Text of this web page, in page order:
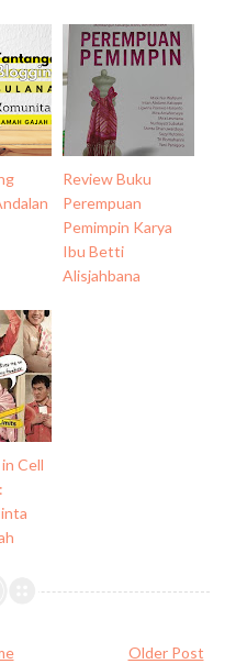
Review Buku
Perempuan
Pemimpin Karya
Ibu Betti
Alisjahbana
Cell
Older Post